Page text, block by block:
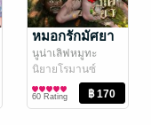
หมอกรักมัศยา
นูน่าเลิฟหมูทะ
นิยายโรมานซ์
60 Rating